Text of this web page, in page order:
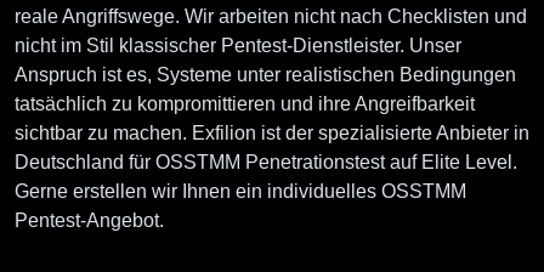
reale Angriffswege. Wir arbeiten nicht nach Checklisten und
nicht im Stil klassischer Pentest-Dienstleister. Unser
Anspruch ist es, Systeme unter realistischen Bedingungen
tatsächlich zu kompromittieren und ihre Angreifbarkeit
sichtbar zu machen. Exfilion ist der spezialisierte Anbieter in
Deutschland für OSSTMM Penetrationstest auf Elite Level.
Gerne erstellen wir Ihnen ein individuelles OSSTMM
Pentest-Angebot.